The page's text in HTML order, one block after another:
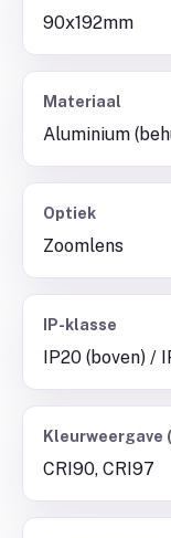
90x192mm
Materiaal
Aluminium
Optiek
Zoomlens
IP-klasse
IP20 (boven) /
Kleurweergave
CRI90, CRI97